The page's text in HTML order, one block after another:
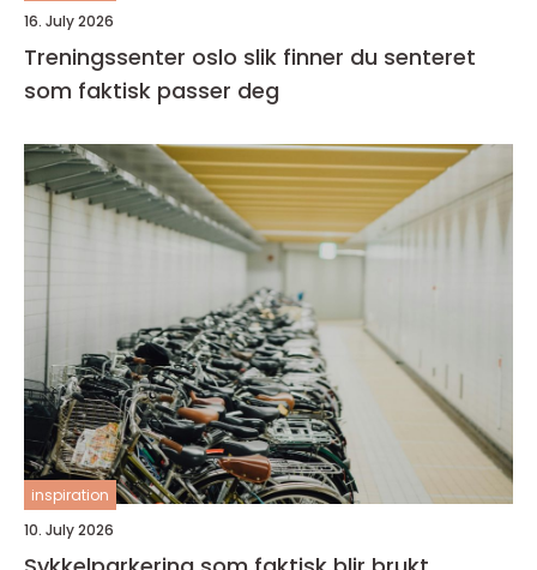
16. July 2026
Treningssenter oslo slik finner du senteret
som faktisk passer deg
inspiration
10. July 2026